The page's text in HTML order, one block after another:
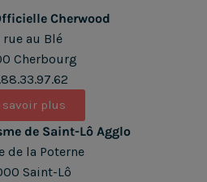
Cherwood
rue au Blé
Cherbourg
savoir plus
de Saint-Lô Agglo
de la Poterne
Saint-Lô